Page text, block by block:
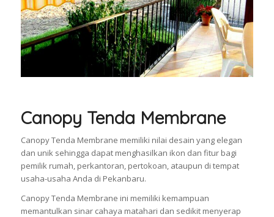
Canopy Tenda Membrane
Canopy Tenda Membrane memiliki nilai desain yang elegan
dan unik sehingga dapat menghasilkan ikon dan fitur bagi
pemilik rumah, perkantoran, pertokoan, ataupun di tempat
usaha-usaha Anda di Pekanbaru.
Canopy Tenda Membrane ini memiliki kemampuan
memantulkan sinar cahaya matahari dan sedikit menyerap